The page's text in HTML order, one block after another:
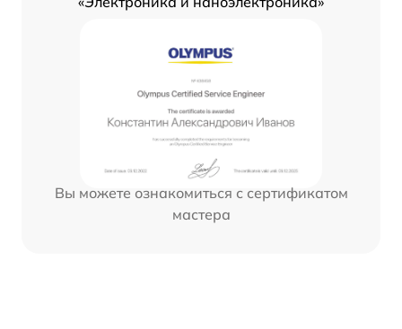
Вы можете ознакомиться с сертификатом
мастера